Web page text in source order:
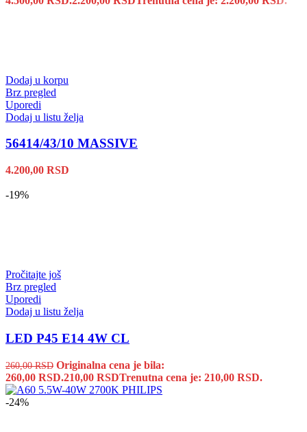
Dodaj u korpu
Brz pregled
Uporedi
Dodaj u listu želja
56414/43/10 MASSIVE
4.200,00 RSD
-19%
Pročitajte još
Brz pregled
Uporedi
Dodaj u listu želja
LED P45 E14 4W CL
260,00RSD Originalna cena je bila:
260,00 RSD.210,00 RSDTrenutna cena je: 210,00 RSD.
-24%